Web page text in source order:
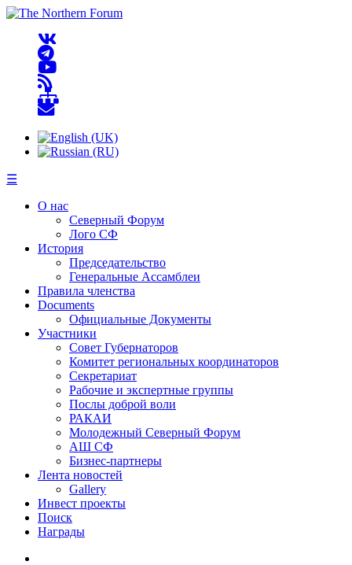
☰
О нас
Северный Форум
Лого СФ
История
Председательство
Генеральные Ассамблеи
Правила членства
Documents
Официальные Документы
Участники
Совет Губернаторов
Комитет региональных координаторов
Секретариат
Рабочие и экспертные группы
Послы доброй воли
РАКАИ
Молодежный Северный Форум
АШ СФ
Бизнес-партнеры
Лента новостей
Gallery
Инвест проекты
Поиск
Награды